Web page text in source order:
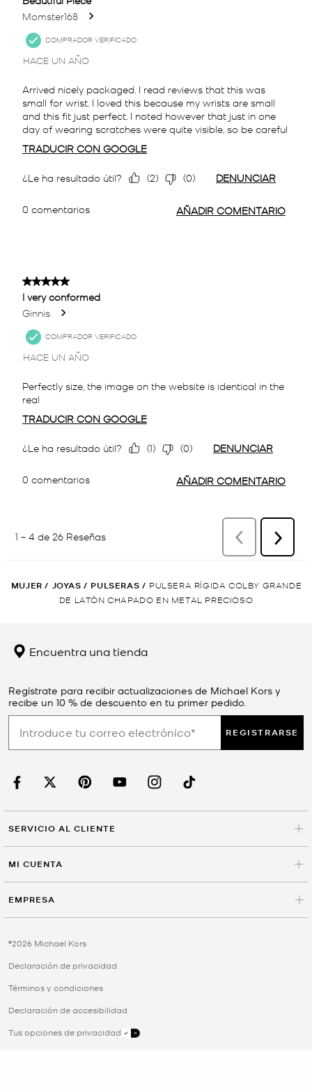
MUJER / JOYAS / PULSERAS / PULSERA RÍGIDA COLBY GRANDE
DE LATÓN CHAPADO EN METAL PRECIOSO
Encuentra una tienda
Regístrate para recibir actualizaciones de Michael Kors y
recibe un 10 % de descuento en tu primer pedido.
REGISTRARSE
SERVICIO AL CLIENTE
MI CUENTA
EMPRESA
©2026 Michael Kors
Declaración de privacidad
Términos y condiciones
Declaración de accesibilidad
Tus opciones de privacidad